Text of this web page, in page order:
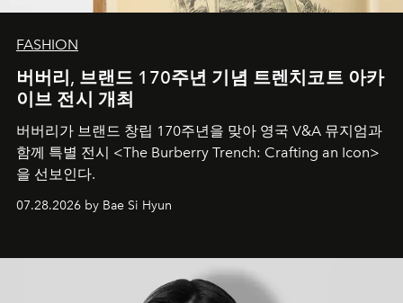
FASHION
버버리, 브랜드 170주년 기념 트렌치코트 아카
이브 전시 개최
버버리가 브랜드 창립 170주년을 맞아 영국 V&A 뮤지엄과
함께 특별 전시 <The Burberry Trench: Crafting an Icon>
을 선보인다.
07.28.2026 by Bae Si Hyun